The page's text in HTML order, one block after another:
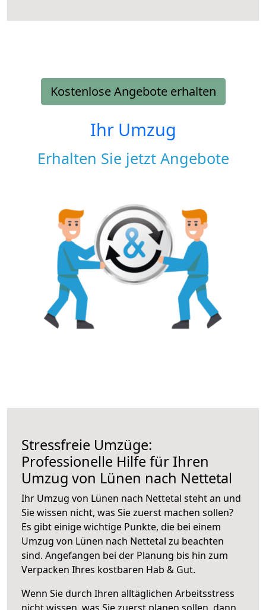
Kostenlose Angebote erhalten
Ihr Umzug
Erhalten Sie jetzt Angebote
Stressfreie Umzüge:
Professionelle Hilfe für Ihren
Umzug von Lünen nach Nettetal
Ihr Umzug von Lünen nach Nettetal steht an und
Sie wissen nicht, was Sie zuerst machen sollen?
Es gibt einige wichtige Punkte, die bei einem
Umzug von Lünen nach Nettetal zu beachten
sind. Angefangen bei der Planung bis hin zum
Verpacken Ihres kostbaren Hab & Gut.
Wenn Sie durch Ihren alltäglichen Arbeitsstress